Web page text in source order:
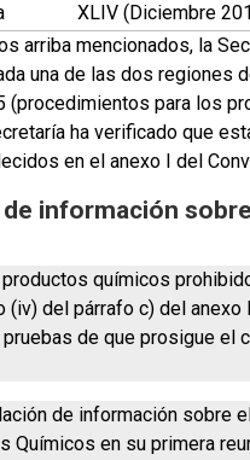
XLIV (Diciembre
arriba mencionados, la
una de las dos regiones
para los
ha verificado que
en el anexo I del
información
químicos
del párrafo c) del
de que prosigue el
de información sobre
Químicos en su primera